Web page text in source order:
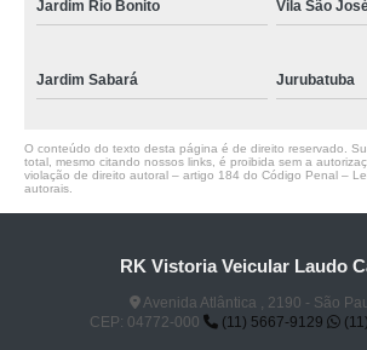
Jardim Rio Bonito Vila São
Jardim Sabará Jurubatuba
O conteúdo do texto desta página é de direito reservado.
total, mesmo citando nossos links, é proibida sem a
violação de direito autoral – artigo 184 do Código Penal –
autorais
RK Vistoria Veicular Laudo
Avenida Atlântica , 2190 - São
CEP: 04772-000
(11) 5667-9129